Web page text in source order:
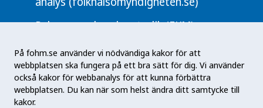
På fohm.se använder vi nödvändiga kakor för att
webbplatsen ska fungera på ett bra sätt för dig. Vi använder
också kakor för webbanalys för att kunna förbättra
webbplatsen. Du kan när som helst ändra ditt samtycke till
kakor.
Rekommenderad metodik (FKM)